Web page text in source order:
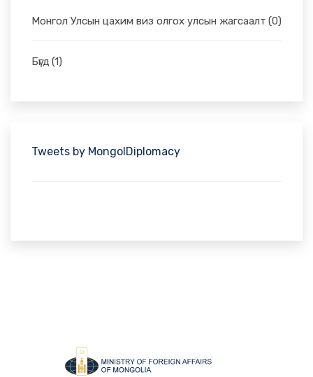
Монгол Улсын цахим виз олгох улсын жагсаалт (0)
Бүгд (1)
Tweets by MongolDiplomacy